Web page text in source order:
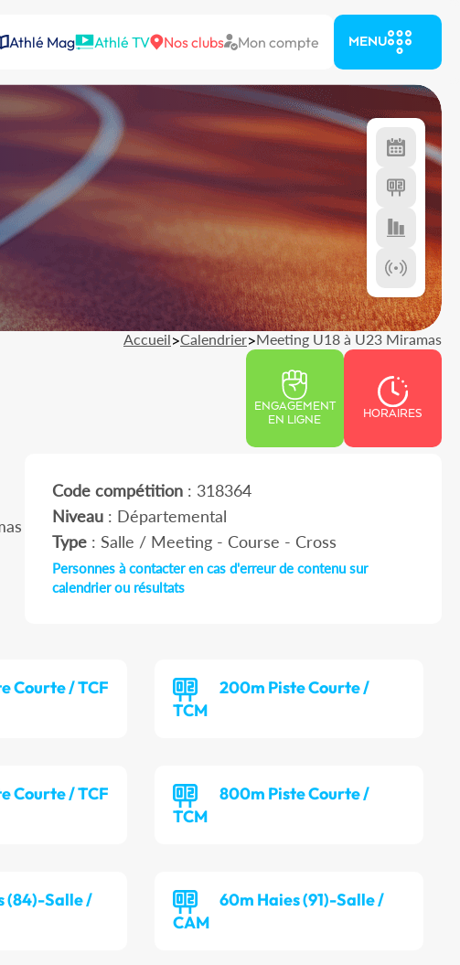
Athlé Mag Athlé TV Nos clubs Mon compte MENU
Accueil>Calendrier>Meeting U18 à U23 Miramas
ENGAGEMENT
EN LIGNE
HORAIRES
Code compétition: 318364
Niveau: Départemental
Type: Salle / Meeting - Course - Cross
Personnes à contacter en cas d'erreur de contenu sur
calendrier ou résultats
Courte / TCF
200m Piste Courte /
TCM
Courte / TCF
800m Piste Courte /
TCM
(84)-Salle /
60m Haies (91)-Salle /
CAM